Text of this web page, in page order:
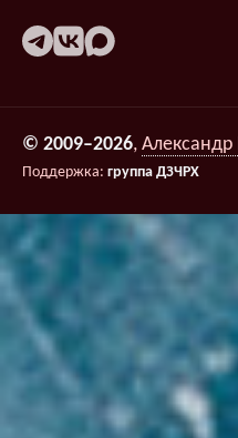
© 2009–2026, Александр
Поддержка: группа ДЗЧРХ